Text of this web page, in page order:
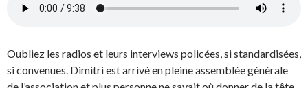
Oubliez les radios et leurs interviews policées, si standardisées,
si convenues. Dimitri est arrivé en pleine assemblée générale